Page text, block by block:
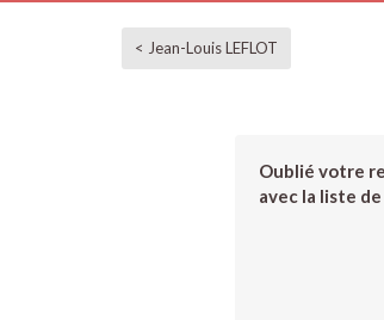
< Jean-Louis LEFLOT
Oublié votre
avec la liste